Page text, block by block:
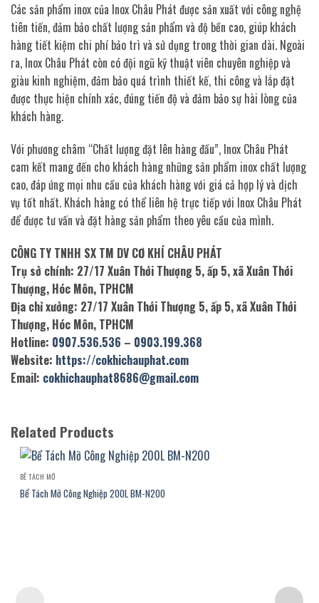
Các sản phẩm inox của Inox Châu Phát được sản xuất với công nghệ
tiên tiến, đảm bảo chất lượng sản phẩm và độ bền cao, giúp khách
hàng tiết kiệm chi phí bảo trì và sử dụng trong thời gian dài. Ngoài
ra, Inox Châu Phát còn có đội ngũ kỹ thuật viên chuyên nghiệp và
giàu kinh nghiệm, đảm bảo quá trình thiết kế, thi công và lắp đặt
được thực hiện chính xác, đúng tiến độ và đảm bảo sự hài lòng của
khách hàng.
Với phương châm “Chất lượng đặt lên hàng đầu”, Inox Châu Phát
cam kết mang đến cho khách hàng những sản phẩm inox chất lượng
cao, đáp ứng mọi nhu cầu của khách hàng với giá cả hợp lý và dịch
vụ tốt nhất. Khách hàng có thể liên hệ trực tiếp với Inox Châu Phát
để được tư vấn và đặt hàng sản phẩm theo yêu cầu của mình.
CÔNG TY TNHH SX TM DV CƠ KHÍ CHÂU PHÁT
Trụ sở chính: 27/17 Xuân Thới Thượng 5, ấp 5, xã Xuân Thới
Thượng, Hóc Môn, TPHCM
Địa chỉ xưởng: 27/17 Xuân Thới Thượng 5, ấp 5, xã Xuân Thới
Thượng, Hóc Môn, TPHCM
Hotline: 0907.536.536 – 0903.199.368
Website: https://cokhichauphat.com
Email: cokhichauphat8686@gmail.com
Related Products
BỂ TÁCH MỠ
Bể Tách Mỡ Công Nghiệp 200L BM-N200